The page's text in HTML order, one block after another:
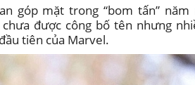
góp mặt trong “bom tấn” năm
được công bố tên nhưng
tiên của Marvel.